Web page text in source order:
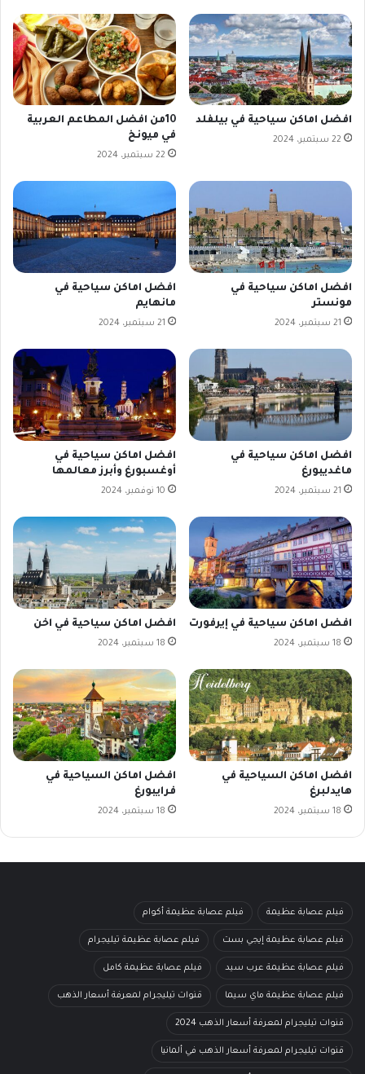
افضل اماكن سياحية في بيلفلد
22 سبتمبر، 2024
10من افضل المطاعم العربية
في ميونخ
22 سبتمبر، 2024
افضل اماكن سياحية في
مونستر
21 سبتمبر، 2024
افضل اماكن سياحية في
مانهايم
21 سبتمبر، 2024
افضل اماكن سياحية في
ماغديبورغ
21 سبتمبر، 2024
افضل اماكن سياحية في
أوغسبورغ وأبرز معالمها
10 نوفمبر، 2024
افضل اماكن سياحية في إيرفورت
18 سبتمبر، 2024
افضل اماكن سياحية في اخن
18 سبتمبر، 2024
افضل اماكن السياحية في
هايدلبرغ
18 سبتمبر، 2024
افضل اماكن السياحية في
فرايبورغ
18 سبتمبر، 2024
فيلم عصابة عظيمة فيلم عصابة عظيمة أكوام
فيلم عصابة عظيمة إيجي بست فيلم عصابة عظيمة تيليجرام
فيلم عصابة عظيمة عرب سيد فيلم عصابة عظيمة كامل
فيلم عصابة عظيمة ماي سيما قنوات تيليجرام لمعرفة أسعار الذهب
قنوات تيليجرام لمعرفة أسعار الذهب 2024
قنوات تيليجرام لمعرفة أسعار الذهب في ألمانيا